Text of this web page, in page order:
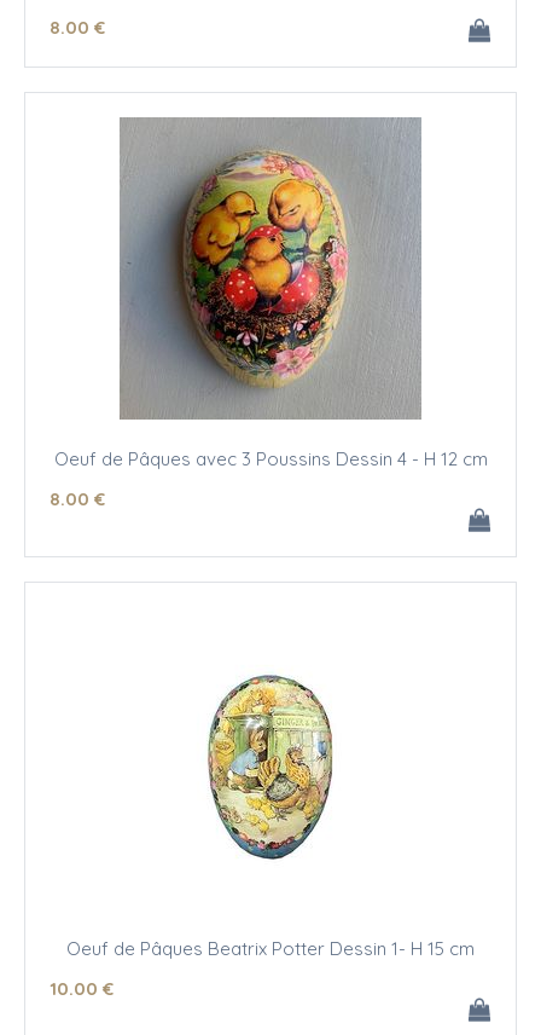
8.00 €
Oeuf de Pâques avec 3 Poussins Dessin 4 - H 12 cm
8.00 €
Oeuf de Pâques Beatrix Potter Dessin 1- H 15 cm
10.00 €